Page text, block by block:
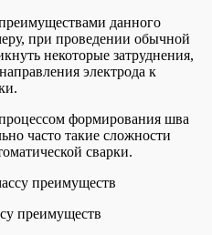
данного
при проведении обычной
некоторые затруднения,
электрода к
формирования шва
часто такие сложности
сварки.
преимуществ